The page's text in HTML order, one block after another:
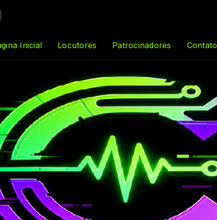
Inicial Locutores Patrocinadores Contato